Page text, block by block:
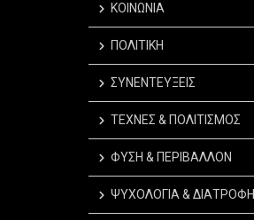
ΚΟΙΝΩΝΙΑ
ΠΟΛΙΤΙΚΗ
ΣΥΝΕΝΤΕΥΞΕΙΣ
ΤΕΧΝΕΣ & ΠΟΛΙΤΙΣΜΟΣ
ΦΥΣΗ & ΠΕΡΙΒΑΛΛΟΝ
ΨΥΧΟΛΟΓΙΑ & ΔΙΑΤΡΟΦΗ